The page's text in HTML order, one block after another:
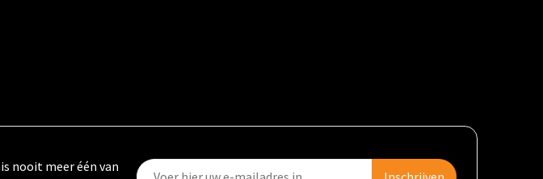
nooit meer één van